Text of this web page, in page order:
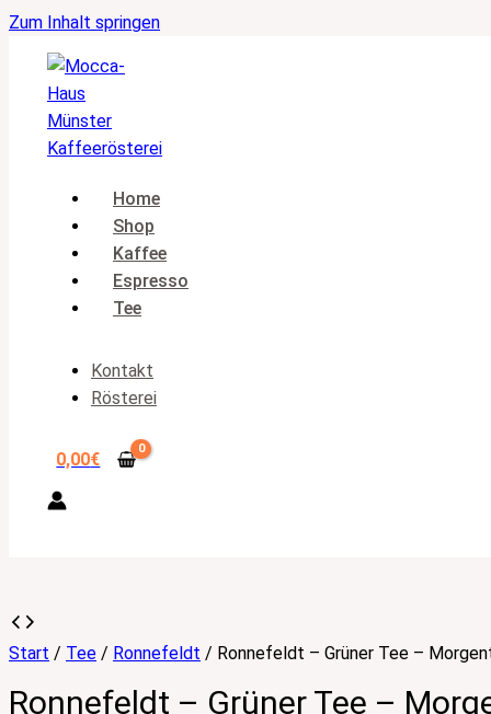
Zum Inhalt springen
Home
Shop
Kaffee
Espresso
Tee
Kontakt
Rösterei
0,00€
Start / Tee / Ronnefeldt / Ronnefeldt – Grüner Tee –
Ronnefeldt – Grüner Tee –